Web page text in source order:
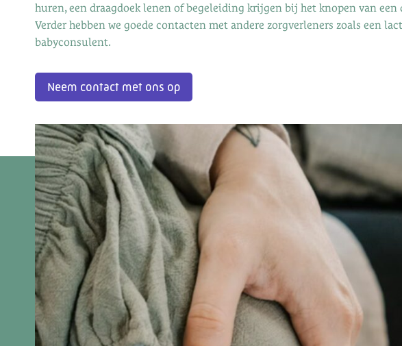
huren, een draagdoek lenen of begeleiding krijgen bij het knopen van een
Verder hebben we goede contacten met andere zorgverleners zoals een
babyconsulent.
Neem contact met ons op